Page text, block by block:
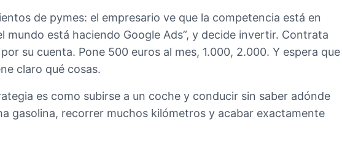
de pymes: el empresario ve que la competencia está en
mundo está haciendo Google Ads”, y decide invertir. Contrata
su cuenta. Pone 500 euros al mes, 1.000, 2.000. Y espera que
claro qué cosas.
es como subirse a un coche y conducir sin saber adónde
gasolina, recorrer muchos kilómetros y acabar exactamente